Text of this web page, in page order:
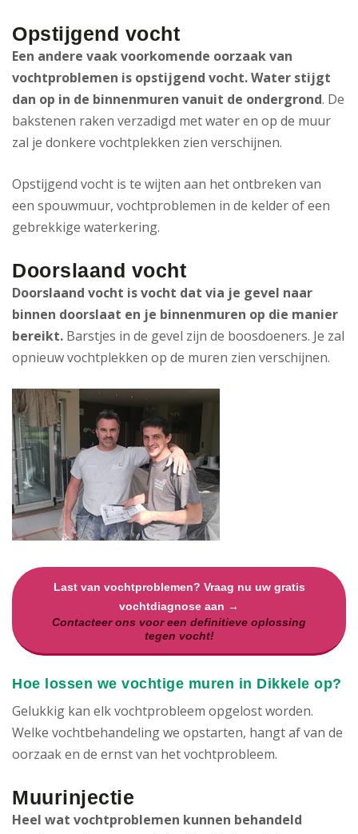
Opstijgend vocht
Een andere vaak voorkomende oorzaak van
vochtproblemen is opstijgend vocht. Water stijgt
dan op in de binnenmuren vanuit de ondergrond. De
bakstenen raken verzadigd met water en op de muur
zal je donkere vochtplekken zien verschijnen.
Opstijgend vocht is te wijten aan het ontbreken van
een spouwmuur, vochtproblemen in de kelder of een
gebrekkige waterkering.
Doorslaand vocht
Doorslaand vocht is vocht dat via je gevel naar
binnen doorslaat en je binnenmuren op die manier
bereikt. Barstjes in de gevel zijn de boosdoeners. Je zal
opnieuw vochtplekken op de muren zien verschijnen.
Last van vochtproblemen? Vraag nu uw gratis
vochtdiagnose aan →
Contacteer ons voor een definitieve oplossing
tegen vocht!
Hoe lossen we vochtige muren in Dikkele op?
Gelukkig kan elk vochtprobleem opgelost worden.
Welke vochtbehandeling we opstarten, hangt af van de
oorzaak en de ernst van het vochtprobleem.
Muurinjectie
Heel wat vochtproblemen kunnen behandeld